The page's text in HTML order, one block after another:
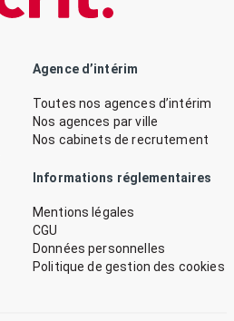
Agence d’intérim
Toutes nos agences d’intérim
Nos agences par ville
Nos cabinets de recrutement
Informations réglementaires
Mentions légales
CGU
Données personnelles
Politique de gestion des cookies